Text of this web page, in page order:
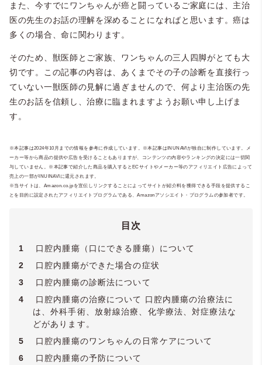
また、今すでにワンちゃんが癌と闘っているご家庭には、主治
医の先生のお話の理解を深めることになればと思います。癌は
多くの場合、命に関わります。
そのため、獣医師とご家族、ワンちゃんの三人四脚がとても大
切です。この記事の内容は、あくまでその子の診断を直接行っ
ていない一獣医師の見解に過ぎませんので、何より主治医の先
生のお話を信頼し、治療に臨まれますようお願い申し上げま
す。
※本記事は2024年10月までの情報を参考に作成しています。※本記事はINUNAVIが独自に制作しています。メ
ーカー等から商品の提供や広告を受けることもありますが、コンテンツの内容やランキングの決定には一切関
与していません。※本記事で紹介した商品を購入するとECサイトやメーカー等のアフィリエイト広告によって
売上の一部がINUINAVIに還元されます。
※当サイトは、Amazon.co.jpを宣伝しリンクすることによってサイトが紹介料を獲得できる手段を提供するこ
とを目的に設定されたアフィリエイトプログラムである、Amazonアソシエイト・プログラムの参加者です。
目次
1
口腔内腫瘍（口にできる腫瘍）について
2
口腔内腫瘍ができた場合の症状
3
口腔内腫瘍の診断法について
4
口腔内腫瘍の治療について 口腔内腫瘍の治療法に
は、外科手術、放射線治療、化学療法、対症療法な
どがあります。
5
口腔内腫瘍のワンちゃんの日常ケアについて
6
口腔内腫瘍の予防について